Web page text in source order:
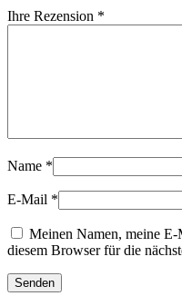
Ihre Rezension *
Name *
E-Mail *
Meinen Namen, meine
diesem Browser für die